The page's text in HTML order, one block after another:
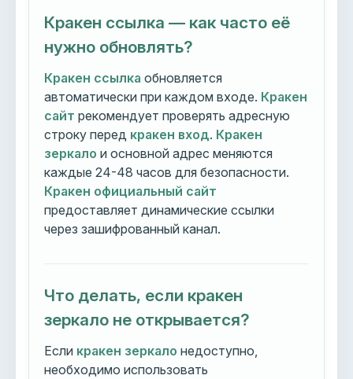
Кракен ссылка — как часто её
нужно обновлять?
Кракен ссылка обновляется
автоматически при каждом входе. Кракен
сайт рекомендует проверять адресную
строку перед кракен вход. Кракен
зеркало и основной адрес меняются
каждые 24-48 часов для безопасности.
Кракен официальный сайт
предоставляет динамические ссылки
через зашифрованный канал.
Что делать, если кракен
зеркало не открывается?
Если кракен зеркало недоступно,
необходимо использовать